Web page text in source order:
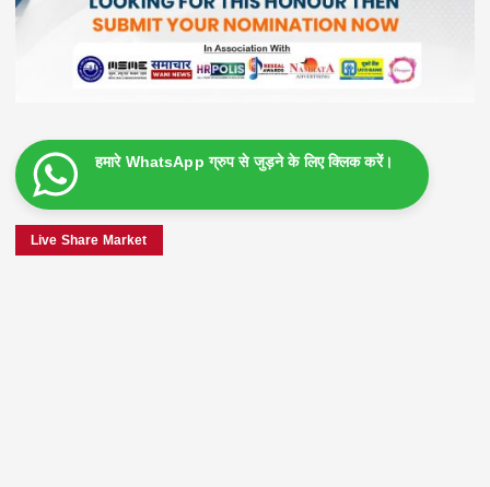
हमारे WhatsApp ग्रुप से जुड़ने के लिए क्लिक करें।
Live Share Market